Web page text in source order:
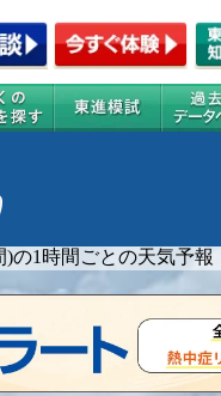
)の1時間ごとの天気予報